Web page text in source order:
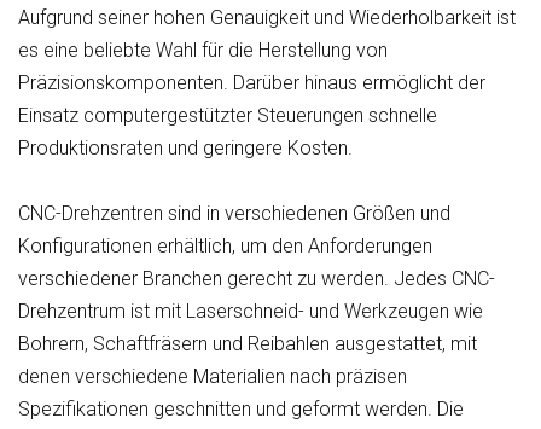
Aufgrund seiner hohen Genauigkeit und Wiederholbarkeit ist
es eine beliebte Wahl für die Herstellung von
Präzisionskomponenten. Darüber hinaus ermöglicht der
Einsatz computergestützter Steuerungen schnelle
Produktionsraten und geringere Kosten.
CNC-Drehzentren sind in verschiedenen Größen und
Konfigurationen erhältlich, um den Anforderungen
verschiedener Branchen gerecht zu werden. Jedes CNC-
Drehzentrum ist mit Laserschneid- und Werkzeugen wie
Bohrern, Schaftfräsern und Reibahlen ausgestattet, mit
denen verschiedene Materialien nach präzisen
Spezifikationen geschnitten und geformt werden. Die